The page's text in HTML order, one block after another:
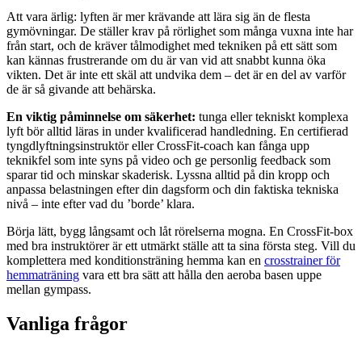
Att vara ärlig: lyften är mer krävande att lära sig än de flesta
gymövningar. De ställer krav på rörlighet som många vuxna inte har
från start, och de kräver tålmodighet med tekniken på ett sätt som
kan kännas frustrerande om du är van vid att snabbt kunna öka
vikten. Det är inte ett skäl att undvika dem – det är en del av varför
de är så givande att behärska.
En viktig påminnelse om säkerhet: tunga eller tekniskt komplexa
lyft bör alltid läras in under kvalificerad handledning. En certifierad
tyngdlyftningsinstruktör eller CrossFit-coach kan fånga upp
teknikfel som inte syns på video och ge personlig feedback som
sparar tid och minskar skaderisk. Lyssna alltid på din kropp och
anpassa belastningen efter din dagsform och din faktiska tekniska
nivå – inte efter vad du ’borde’ klara.
Börja lätt, bygg långsamt och låt rörelserna mogna. En CrossFit-box
med bra instruktörer är ett utmärkt ställe att ta sina första steg. Vill du
komplettera med konditionsträning hemma kan en crosstrainer för
hemmaträning vara ett bra sätt att hålla den aeroba basen uppe
mellan gympass.
Vanliga frågor